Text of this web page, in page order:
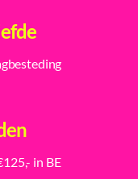
in BE